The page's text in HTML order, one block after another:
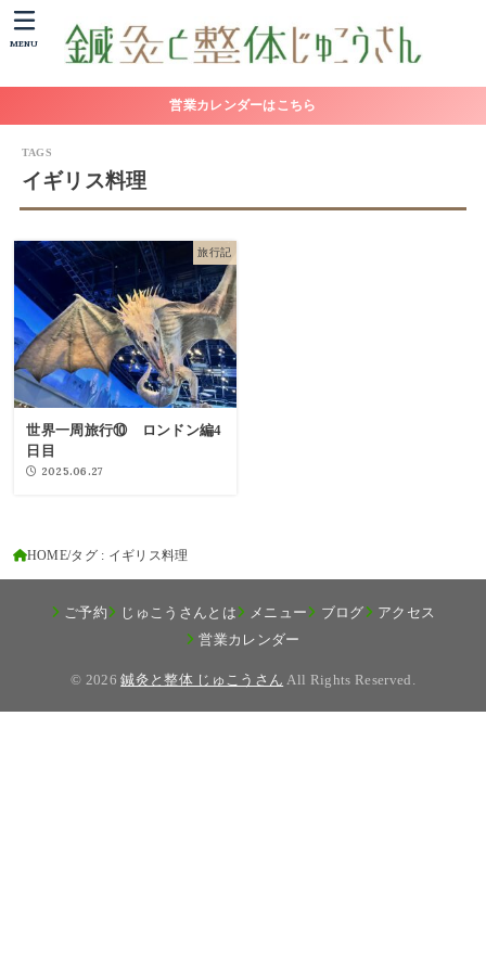
MENU
営業カレンダーはこちら
イギリス料理
旅行記
世界一周旅行⑩ ロンドン編4
日目
2025.06.27
HOME タグ : イギリス料理
ご予約 じゅこうさんとは メニュー ブログ
アクセス
営業カレンダー
© 2026鍼灸と整体 じゅこうさん All Rights Reserved.